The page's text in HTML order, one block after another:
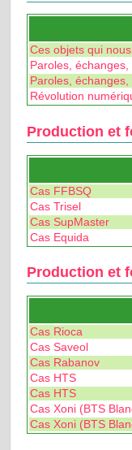
Ces objets qui
Paroles,
Paroles,
Révolution
Production et
Cas FFBSQ
Cas Trisel
Cas SupMaster
Cas Equida
Production et
Cas Rioca
Cas Saveol
Cas Rabanov
Cas HTS
Cas HTS
Cas Xoni (BTS
Cas Xoni (BTS